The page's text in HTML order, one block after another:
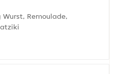
Remoulade,